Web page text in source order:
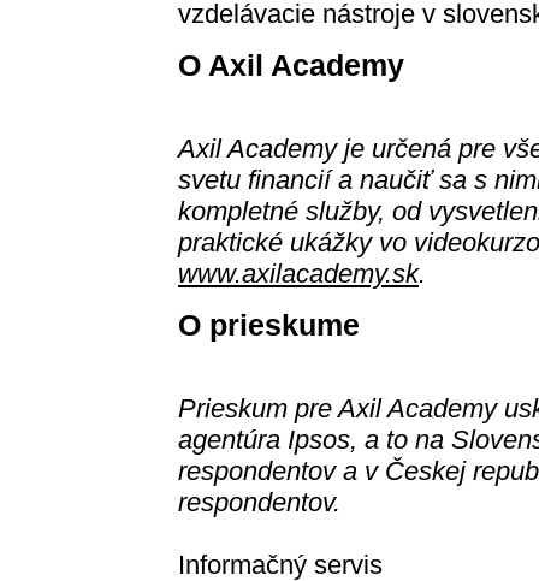
vzdelávacie nástroje v
O Axil Academy
Axil Academy je určená pre
svetu financií a naučiť sa s
kompletné služby, od
praktické ukážky vo
www.axilacademy.sk.
O prieskume
Prieskum pre Axil Academy
agentúra Ipsos, a to na
respondentov a v Českej
respondentov.
Informačný servis